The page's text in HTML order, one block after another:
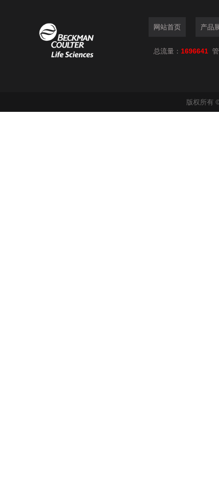
网站首页 产品
总流量： 1696641
版权所有